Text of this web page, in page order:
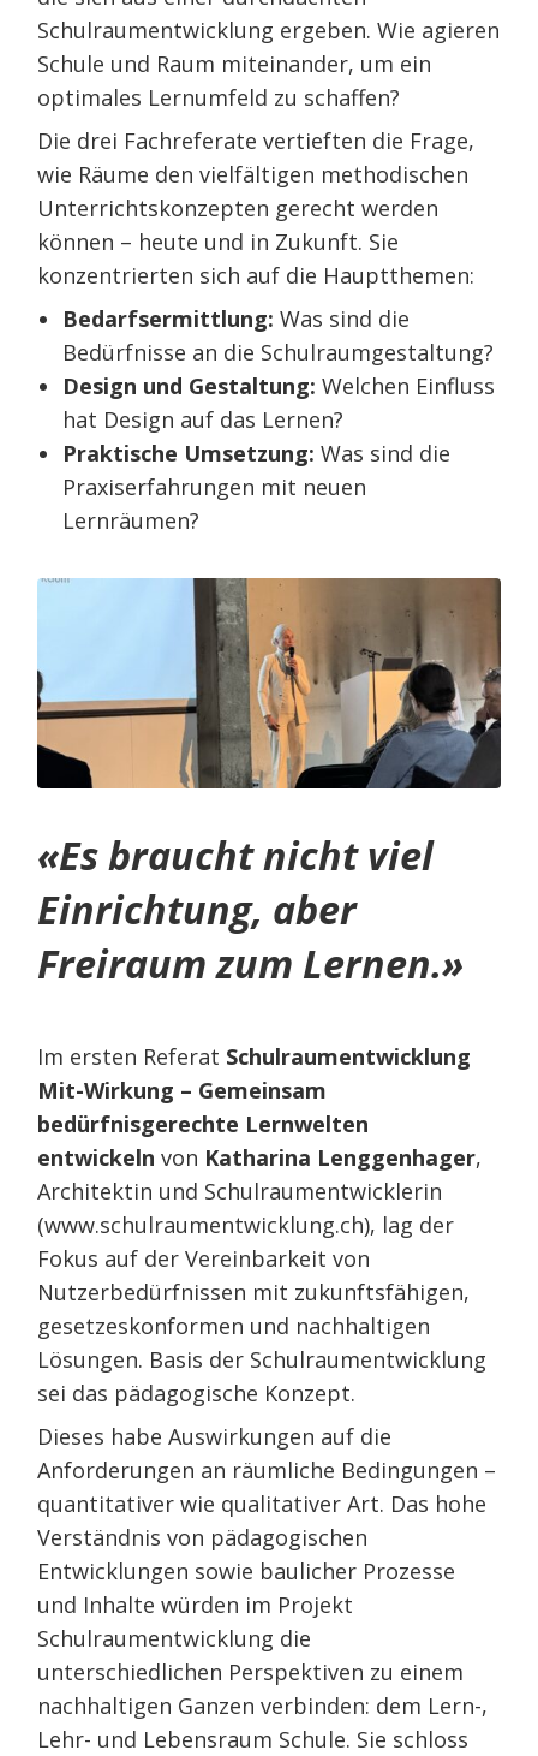
Schulraumentwicklung ergeben. Wie agieren
Schule und Raum miteinander, um ein
optimales Lernumfeld zu schaffen?
Die drei Fachreferate vertieften die Frage,
wie Räume den vielfältigen methodischen
Unterrichtskonzepten gerecht werden
können – heute und in Zukunft. Sie
konzentrierten sich auf die Hauptthemen:
Bedarfsermittlung: Was sind die
Bedürfnisse an die Schulraumgestaltung?
Design und Gestaltung: Welchen Einfluss
hat Design auf das Lernen?
Praktische Umsetzung: Was sind die
Praxiserfahrungen mit neuen
Lernräumen?
«Es braucht nicht viel
Einrichtung, aber
Freiraum zum Lernen.»
Im ersten Referat Schulraumentwicklung
Mit-Wirkung – Gemeinsam
bedürfnisgerechte Lernwelten
entwickeln von Katharina Lenggenhager,
Architektin und Schulraumentwicklerin
(www.schulraumentwicklung.ch), lag der
Fokus auf der Vereinbarkeit von
Nutzerbedürfnissen mit zukunftsfähigen,
gesetzeskonformen und nachhaltigen
Lösungen. Basis der Schulraumentwicklung
sei das pädagogische Konzept.
Dieses habe Auswirkungen auf die
Anforderungen an räumliche Bedingungen –
quantitativer wie qualitativer Art. Das hohe
Verständnis von pädagogischen
Entwicklungen sowie baulicher Prozesse
und Inhalte würden im Projekt
Schulraumentwicklung die
unterschiedlichen Perspektiven zu einem
nachhaltigen Ganzen verbinden: dem Lern-,
Lehr- und Lebensraum Schule. Sie schloss